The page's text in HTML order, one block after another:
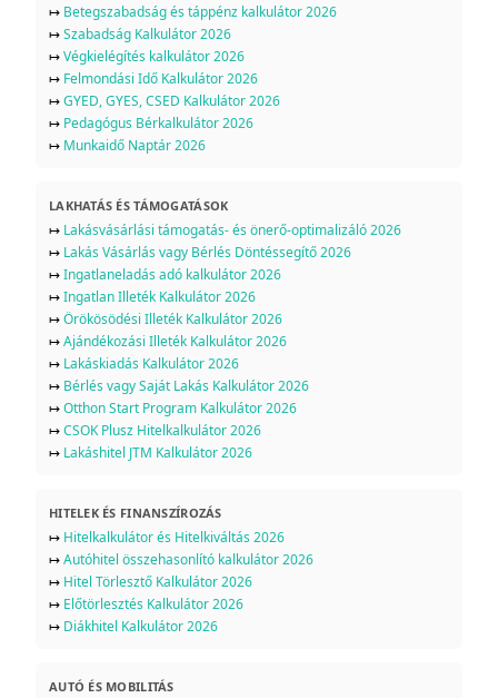
↦ Betegszabadság és táppénz kalkulátor 2026
↦Szabadság Kalkulátor 2026
↦Végkielégítés kalkulátor 2026
↦ Felmondási Idő Kalkulátor 2026
↦GYED, GYES, CSED Kalkulátor 2026
↦ Pedagógus Bérkalkulátor 2026
↦ Munkaidő Naptár 2026
LAKHATÁS ÉS TÁMOGATÁSOK
↦ Lakásvásárlási támogatás- és önerő-optimalizáló 2026
↦ Lakás Vásárlás vagy Bérlés Döntéssegítő 2026
↦Ingatlaneladás adó kalkulátor 2026
↦Ingatlan Illeték Kalkulátor 2026
↦Örökösödési Illeték Kalkulátor 2026
↦Ajándékozási Illeték Kalkulátor 2026
↦ Lakáskiadás Kalkulátor 2026
↦ Bérlés vagy Saját Lakás Kalkulátor 2026
↦Otthon Start Program Kalkulátor 2026
↦CSOK Plusz Hitelkalkulátor 2026
↦ Lakáshitel JTM Kalkulátor 2026
HITELEK ÉS FINANSZÍROZÁS
↦ Hitelkalkulátor és Hitelkiváltás 2026
↦Autóhitel összehasonlító kalkulátor 2026
↦ Hitel Törlesztő Kalkulátor 2026
↦ Előtörlesztés Kalkulátor 2026
↦ Diákhitel Kalkulátor 2026
AUTÓ ÉS MOBILITÁS